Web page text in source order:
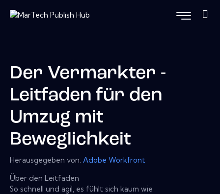
Der Vermarkter -
Leitfaden für den
Umzug mit
Beweglichkeit
Herausgegeben von: Adobe Workfront
Über den Leitfaden
So schnell und agil, es fühlt sich kaum wie